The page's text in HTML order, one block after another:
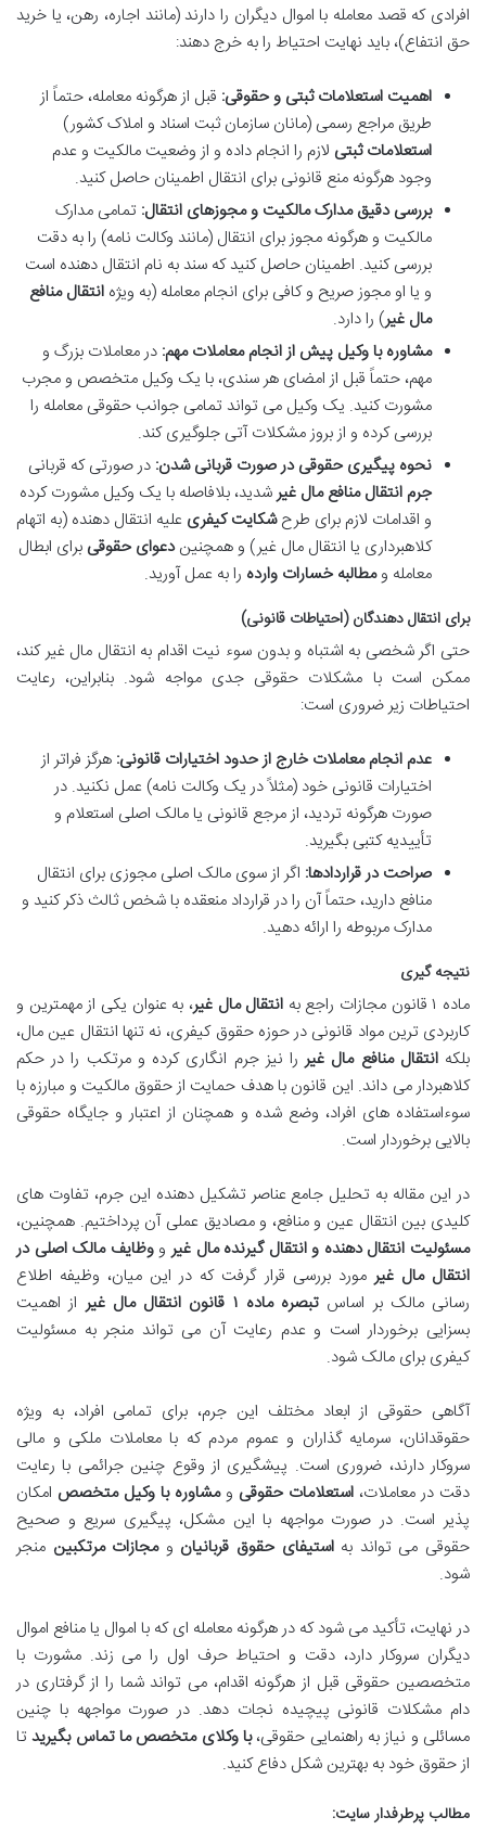
افرادی که قصد معامله با اموال دیگران را دارند (مانند اجاره، رهن، یا خرید
حق انتفاع)، باید نهایت احتیاط را به خرج دهند:
اهمیت استعلامات ثبتی و حقوقی: قبل از هرگونه معامله، حتماً از
طریق مراجع رسمی (مانان سازمان ثبت اسناد و املاک کشور)
استعلامات ثبتی لازم را انجام داده و از وضعیت مالکیت و عدم
وجود هرگونه منع قانونی برای انتقال اطمینان حاصل کنید.
بررسی دقیق مدارک مالکیت و مجوزهای انتقال: تمامی مدارک
مالکیت و هرگونه مجوز برای انتقال (مانند وکالت نامه) را به دقت
بررسی کنید. اطمینان حاصل کنید که سند به نام انتقال دهنده است
و یا او مجوز صریح و کافی برای انجام معامله (به ویژه انتقال منافع
مال غیر) را دارد.
مشاوره با وکیل پیش از انجام معاملات مهم: در معاملات بزرگ و
مهم، حتماً قبل از امضای هر سندی، با یک وکیل متخصص و مجرب
مشورت کنید. یک وکیل می تواند تمامی جوانب حقوقی معامله را
بررسی کرده و از بروز مشکلات آتی جلوگیری کند.
نحوه پیگیری حقوقی در صورت قربانی شدن: در صورتی که قربانی
جرم انتقال منافع مال غیرشدید، بلافاصله با یک وکیل مشورت کرده
و اقدامات لازم برای طرحشکایت کیفری علیه انتقال دهنده (به اتهام
کلاهبرداری یا انتقال مال غیر) و همچنیندعوای حقوقی برای ابطال
معامله ومطالبه خسارات وارده را به عمل آورید.
برای انتقال دهندگان (احتیاطات قانونی)
حتی اگر شخصی به اشتباه و بدون سوء نیت اقدام به انتقال مال غیر کند،
ممکن است با مشکلات حقوقی جدی مواجه شود. بنابراین، رعایت
احتیاطات زیر ضروری است:
عدم انجام معاملات خارج از حدود اختیارات قانونی: هرگز فراتر از
اختیارات قانونی خود (مثلاً در یک وکالت نامه) عمل نکنید. در
صورت هرگونه تردید، از مرجع قانونی یا مالک اصلی استعلام و
تأییدیه کتبی بگیرید.
صراحت در قراردادها: اگر از سوی مالک اصلی مجوزی برای انتقال
منافع دارید، حتماً آن را در قرارداد منعقده با شخص ثالث ذکر کنید و
مدارک مربوطه را ارائه دهید.
نتیجه گیری
ماده ۱ قانون مجازات راجع به انتقال مال غیر، به عنوان یکی از مهمترین و
کاربردی ترین مواد قانونی در حوزه حقوق کیفری، نه تنها انتقال عین مال،
بلکهانتقال منافع مال غیررا نیز جرم انگاری کرده و مرتکب را در حکم
کلاهبردار می داند. این قانون با هدف حمایت از حقوق مالکیت و مبارزه با
سوءاستفاده های افراد، وضع شده و همچنان از اعتبار و جایگاه حقوقی
بالایی برخوردار است.
در این مقاله به تحلیل جامع عناصر تشکیل دهنده این جرم، تفاوت های
کلیدی بین انتقال عین و منافع، و مصادیق عملی آن پرداختیم. همچنین،
مسئولیت انتقال دهنده و انتقال گیرنده مال غیر ووظایف مالک اصلی در
انتقال مال غیر مورد بررسی قرار گرفت که در این میان، وظیفه اطلاع
رسانی مالک بر اساس تبصره ماده ۱ قانون انتقال مال غیر
از اهمیت
بسزایی برخوردار است و عدم رعایت آن می تواند منجر به مسئولیت
کیفری برای مالک شود.
آگاهی حقوقی از ابعاد مختلف این جرم، برای تمامی افراد، به ویژه
حقوقدانان، سرمایه گذاران و عموم مردم که با معاملات ملکی و مالی
سروکار دارند، ضروری است. پیشگیری از وقوع چنین جرائمی با رعایت
دقت در معاملات، استعلامات حقوقی ومشاوره با وکیل متخصص امکان
پذیر است. در صورت مواجهه با این مشکل، پیگیری سریع و صحیح
حقوقی می تواند بهاستیفای حقوق قربانیان ومجازات مرتکبین منجر
شود.
در نهایت، تأکید می شود که در هرگونه معامله ای که با اموال یا منافع اموال
دیگران سروکار دارد، دقت و احتیاط حرف اول را می زند. مشورت با
متخصصین حقوقی قبل از هرگونه اقدام، می تواند شما را از گرفتاری در
دام مشکلات قانونی پیچیده نجات دهد. در صورت مواجهه با چنین
مسائلی و نیاز به راهنمایی حقوقی،با وکلای متخصص ما تماس بگیریدتا
از حقوق خود به بهترین شکل دفاع کنید.
مطالب پرطرفدار سایت: